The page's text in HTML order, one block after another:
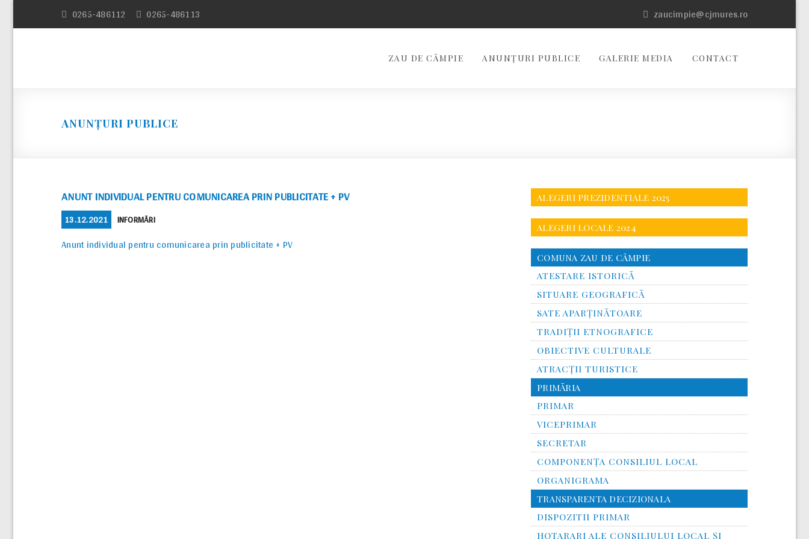
0265-486112 0265-486113 zaucimpie@cjmures.ro
ZAU DE CÂMPIE ANUNȚURI PUBLICE GALERIE MEDIA CONTACT
ANUNȚURI PUBLICE
ANUNT INDIVIDUAL PENTRU COMUNICAREA PRIN PUBLICITATE + PV
POSTED
ON
13.12.2021 CATEGORIES
INFORMĂRI
Anunt individual pentru comunicarea prin publicitate + PV
ALEGERI PREZIDENTIALE 2025
ALEGERI LOCALE 2024
COMUNA ZAU DE CÂMPIE
ATESTARE ISTORICĂ
SITUARE GEOGRAFICĂ
SATE APARȚINĂTOARE
TRADIȚII ETNOGRAFICE
OBIECTIVE CULTURALE
ATRACȚII TURISTICE
PRIMĂRIA
PRIMAR
VICEPRIMAR
SECRETAR
COMPONENȚA CONSILIUL LOCAL
ORGANIGRAMA
TRANSPARENTA DECIZIONALA
DISPOZITII PRIMAR
HOTARARI ALE CONSILIULUI LOCAL ȘI